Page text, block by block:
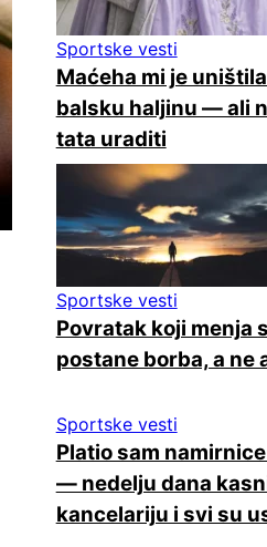
Sportske vesti
Maćeha mi je
balsku haljinu — ali
tata uraditi
Sportske vesti
Povratak koji menja
postane borba, a ne
Sportske vesti
Platio sam
— nedelju dana
kancelariju i svi su